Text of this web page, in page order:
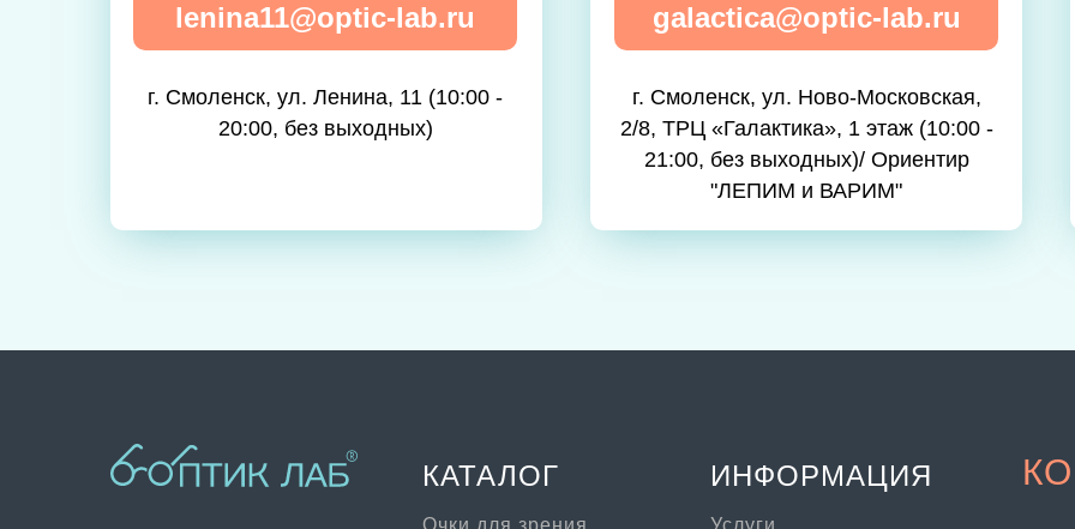
г. Смоленск, ул. Ленина, 11 (10:00 -
20:00, без выходных)
lenina11@optic-lab.ru galactica@optic-lab.ru
г. Смоленск, ул. Ново-Московская,
2/8, ТРЦ «Галактика», 1 этаж (10:00 -
21:00, без выходных)/ Ориентир
"ЛЕПИМ и ВАРИМ"
ИНФОРМАЦИЯ
КАТАЛОГ